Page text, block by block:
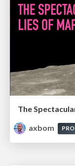
The
axbom
PRO